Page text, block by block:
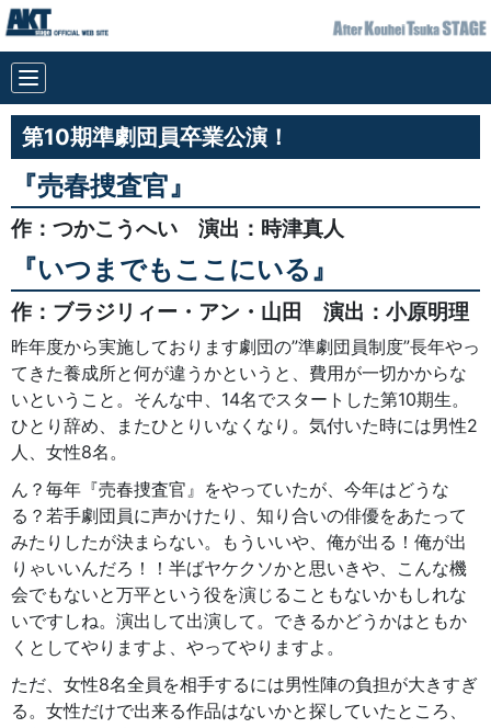
第10期準劇団員卒業公演！
『売春捜査官』
作：つかこうへい 演出：時津真人
『いつまでもここにいる』
作：ブラジリィー・アン・山田 演出：小原明理
昨年度から実施しております劇団の”準劇団員制度”長年やっ
てきた養成所と何が違うかというと、費用が一切かからな
いということ。そんな中、14名でスタートした第10期生。
ひとり辞め、またひとりいなくなり。気付いた時には男性2
人、女性8名。
ん？毎年『売春捜査官』をやっていたが、今年はどうな
る？若手劇団員に声かけたり、知り合いの俳優をあたって
みたりしたが決まらない。もういいや、俺が出る！俺が出
りゃいいんだろ！！半ばヤケクソかと思いきや、こんな機
会でもないと万平という役を演じることもないかもしれな
いですしね。演出して出演して。できるかどうかはともか
くとしてやりますよ、やってやりますよ。
ただ、女性8名全員を相手するには男性陣の負担が大きすぎ
る。女性だけで出来る作品はないかと探していたところ、